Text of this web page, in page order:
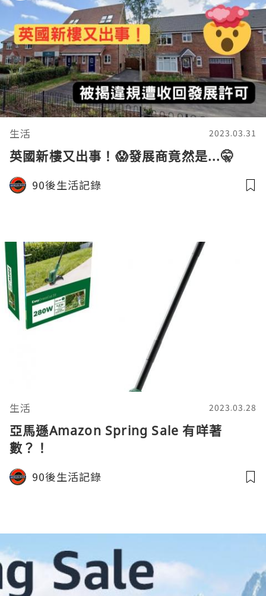
生活 2023.03.31
英國新樓又出事！😱發展商竟然是...🤫
90後生活記錄
生活 2023.03.28
亞馬遜Amazon Spring Sale 有咩著
數？！
90後生活記錄